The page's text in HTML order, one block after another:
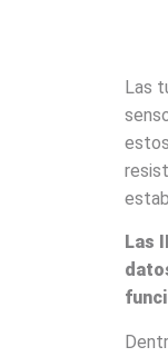
Las
Las